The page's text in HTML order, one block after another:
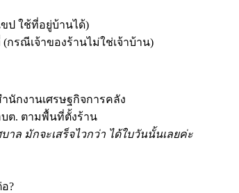
ป ใช้ที่อยู่บ้านได้)
รณีเจ้าของร้านไม่ใช่เจ้าบ้าน)
นักงานเศรษฐกิจการคลัง
บต. ตามพื้นที่ตั้งร้าน
าล มักจะเสร็จไวกว่า ได้ใบวันนั้นเลยค่ะ
?